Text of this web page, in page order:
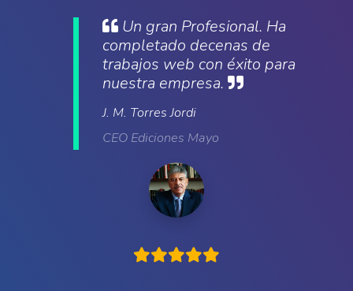
Un gran Profesional. Ha
completado decenas de
trabajos web con éxito para
nuestra empresa.
J. M. Torres Jordi
CEO Ediciones Mayo